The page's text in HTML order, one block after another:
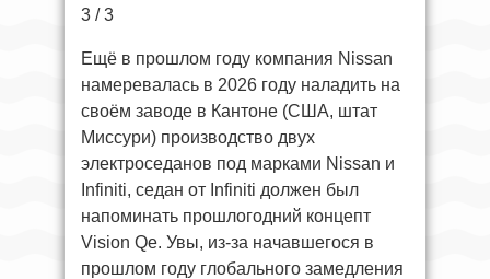
3 / 3
Ещё в прошлом году компания Nissan
намеревалась в 2026 году наладить на
своём заводе в Кантоне (США, штат
Миссури) производство двух
электроседанов под марками Nissan и
Infiniti, седан от Infiniti должен был
напоминать прошлогодний концепт
Vision Qe. Увы, из-за начавшегося в
прошлом году глобального замедления